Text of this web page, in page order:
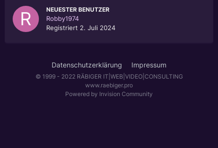
NEUESTER BENUTZER
Robby1974
Registriert 2. Juli 2024
Datenschutzerklärung Impressum
© 1999 - 2022 RÄBIGER IT|WEB|VIDEO|CONSULTING
www.raebiger.pro
Powered by Invision Community